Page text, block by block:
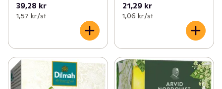
39,28 kr
1,57 kr /st
21,29 kr
1,06 kr /st